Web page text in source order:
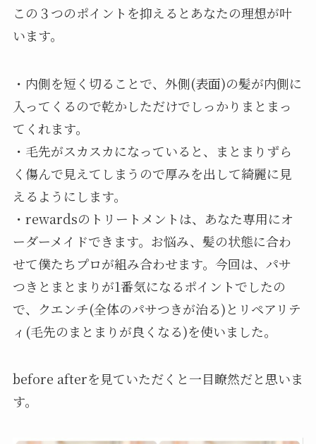
この３つのポイントを抑えるとあなたの理想が叶
います。
・内側を短く切ることで、外側(表面)の髪が内側に
入ってくるので乾かしただけでしっかりまとまっ
てくれます。
・毛先がスカスカになっていると、まとまりずら
く傷んで見えてしまうので厚みを出して綺麗に見
えるようにします。
・rewardsのトリートメントは、あなた専用にオ
ーダーメイドできます。お悩み、髪の状態に合わ
せて僕たちプロが組み合わせます。今回は、パサ
つきとまとまりが1番気になるポイントでしたの
で、クエンチ(全体のパサつきが治る)とリペアリテ
ィ(毛先のまとまりが良くなる)を使いました。
before afterを見ていただくと一目瞭然だと思いま
す。